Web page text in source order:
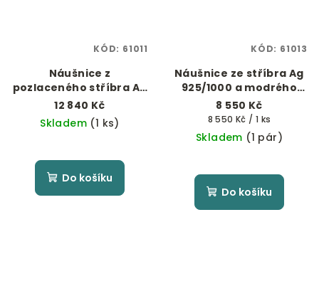
Náušnice z
pozlaceného stříbra Ag
925/1000 a modrého
jantaru
12 840 Kč
Skladem (1 ks)
Do košíku
KÓD: 61011
Náušnice ze stříbra Ag
925/1000 a modrého
jantaru
8 550 Kč
Měrná
cena:
8 550 Kč / 1 ks
Skladem (1 pár)
Do košíku
KÓD: 61013